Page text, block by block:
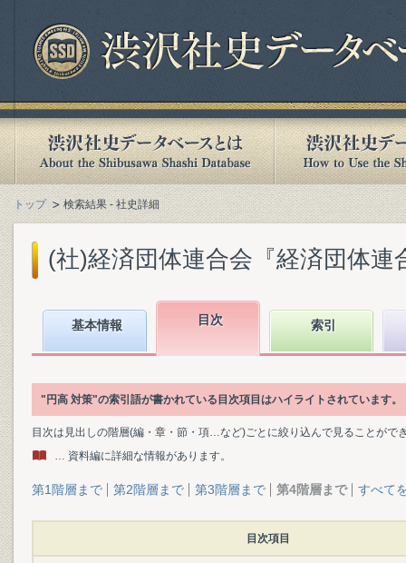
トップ 検索結果 - 社史詳細
(社)経済団体連合会『経済団体連
基本情報 目次 索引
"円高 対策"の索引語が書かれている目次項目はハイライトされています。
目次は見出しの階層(編・章・節・項…など)ごとに絞り込んで見ることがで
… 資料編に詳細な情報があります。
第1階層まで 第2階層まで 第3階層まで 第4階層まで すべて
目次項目